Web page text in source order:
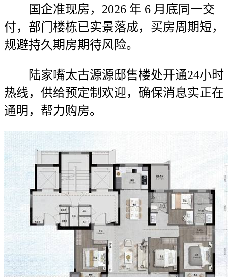
国企准现房，2026 年 6 月底同一交
付，部门楼栋已实景落成，买房周期短，
规避持久期房期待风险。
陆家嘴太古源源邸售楼处开通24小时
热线，供给预定制欢迎，确保消息实正在
通明，帮力购房。